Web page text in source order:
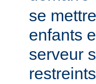
se
enfants
serveur